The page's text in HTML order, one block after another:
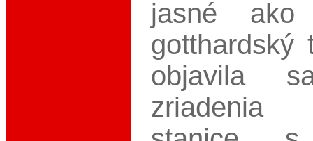
jasné
gotthardský
objavila
zriadenia